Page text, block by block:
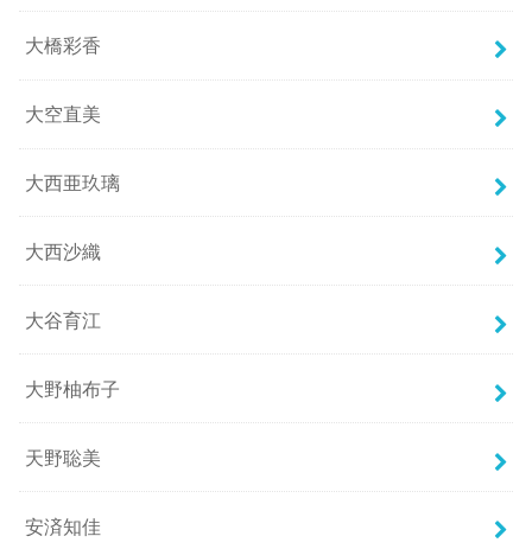
大橋彩香
大空直美
大西亜玖璃
大西沙織
大谷育江
大野柚布子
天野聡美
安済知佳